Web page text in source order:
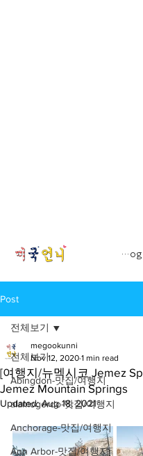
Post
전체보기
Abingdon-맛집/여행지
alamogordo-맛집/여행지
Anchorage-맛집/여행지
Ann Arbor-맛집/여행지
전체보기
[여행지/뉴멕시코 Jemez
Jemez Mountain Springs
megookunni
Nov 12, 2020 1 min read
Updated:Aug 18, 2021